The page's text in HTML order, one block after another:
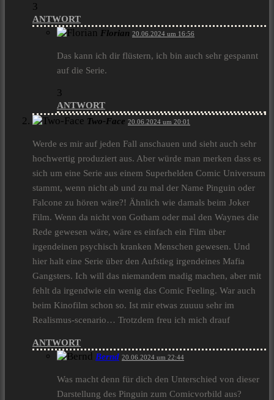
3
ANTWORT
Florian 20.06.2024 um 16:56
Das kann ich dir flüstern, ich bin auch sehr gespannt
auf die Serie.
3
ANTWORT
Two-Face 20.06.2024 um 20:01
Werde es mir auf jeden Fall anschauen und sieht auch sehr
hochwertig produziert aus. Aber würde man merken dass es
sich um eine Serie aus einem Superhelden Comic Universum
stammt, wenn nicht ab und zu mal der Name Pinguin oder
Falcone zu hören wäre?! Ähnlich wie damals beim Joker
Film. Wenn da nicht von Gotham oder mal den Waynes die
Rede gewesen wäre, wäre es einfach ein Film über
irgendeinen psychisch kranken Menschen gewesen. Und
hier halt eine Serie über den Aufstieg irgendeines Mafia
Gangsters. Ich will das niemandem madig machen, aber mit
fehlt da irgendwie ein wenig das Comic Feeling. War auch
beim Kinofilm schon so. Ist mir etwas zuuuu sehr im
Realismus-scenario… Trotzdem freu ich mich drauf
ANTWORT
Bernd 20.06.2024 um 22:44
Was macht denn für dich den Unterschied von dieser
Darstellung des Pinguin zum Comicvorbild aus?